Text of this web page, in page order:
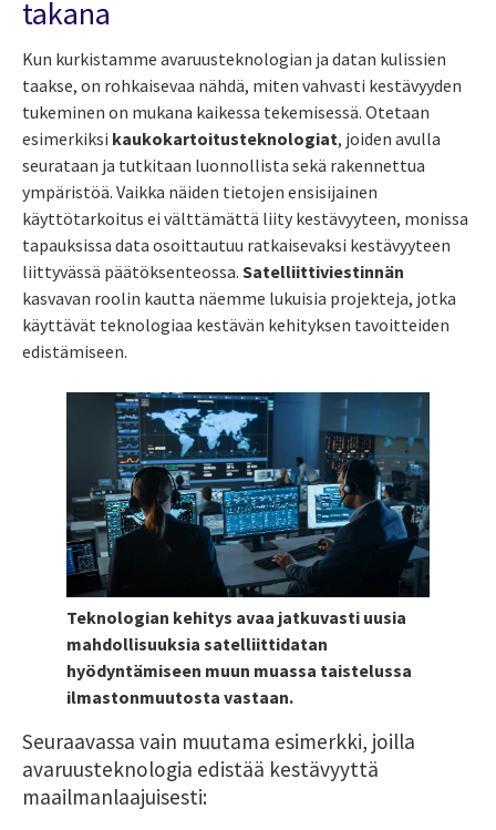
takana
Kun kurkistamme avaruusteknologian ja datan kulissien
taakse, on rohkaisevaa nähdä, miten vahvasti kestävyyden
tukeminen on mukana kaikessa tekemisessä. Otetaan
esimerkiksi kaukokartoitusteknologiat, joiden avulla
seurataan ja tutkitaan luonnollista sekä rakennettua
ympäristöä. Vaikka näiden tietojen ensisijainen
käyttötarkoitus ei välttämättä liity kestävyyteen, monissa
tapauksissa data osoittautuu ratkaisevaksi kestävyyteen
liittyvässä päätöksenteossa. Satelliittiviestinnän
kasvavan roolin kautta näemme lukuisia projekteja, jotka
käyttävät teknologiaa kestävän kehityksen tavoitteiden
edistämiseen.
Teknologian kehitys avaa jatkuvasti uusia
mahdollisuuksia satelliittidatan
hyödyntämiseen muun muassa taistelussa
ilmastonmuutosta vastaan.
Seuraavassa vain muutama esimerkki, joilla
avaruusteknologia edistää kestävyyttä
maailmanlaajuisesti: